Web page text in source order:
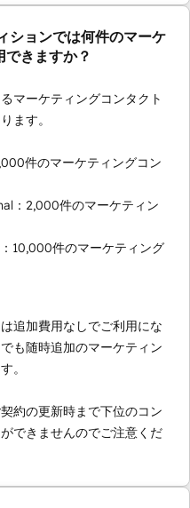
ョンでは何件のマーケ
きますか？
マーケティングコンタクト
ます。
件のマーケティングコン
：2,000件のマーケティン
10,000件のマーケティング
追加費用なしでご利用にな
も随時追加のマーケティン
。
約の更新時まで下位のコン
できませんのでご注意くだ